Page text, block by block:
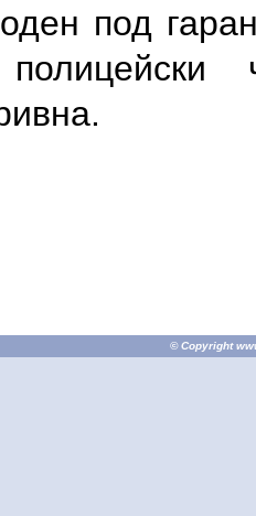
под
© Copyright